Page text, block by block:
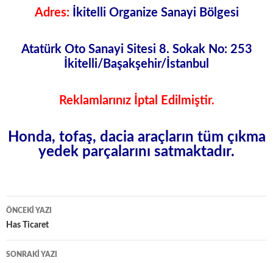
Adres: İkitelli Organize Sanayi Bölgesi
Atatürk Oto Sanayi Sitesi 8. Sokak No: 253
İkitelli/Başakşehir/İstanbul
Reklamlarınız İptal Edilmiştir.
Honda, tofaş, dacia araçların tüm çıkma
yedek parçalarını satmaktadır.
Yazı
dolaşımı
ÖNCEKI YAZI
Has Ticaret
SONRAKI YAZI